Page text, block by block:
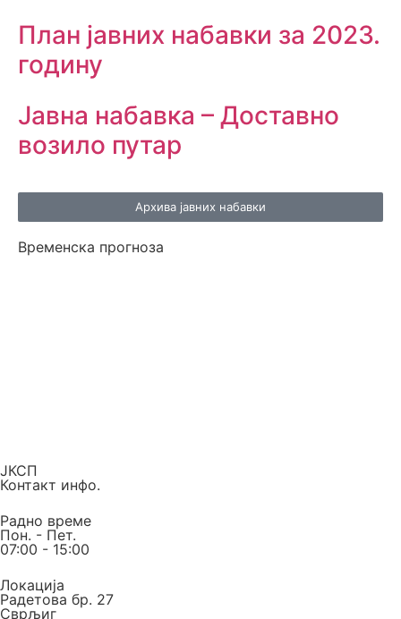
План јавних набавки за 2023.
годину
Јавна набавка – Доставно
возило путар
Архива јавних набавки
Временска прогноза
ЈКСП
Контакт инфо.
Радно време
Пон. - Пет.
07:00 - 15:00
Локација
Радетова бр. 27
Сврљиг